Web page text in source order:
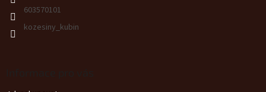
603570101
kozesiny_kubin